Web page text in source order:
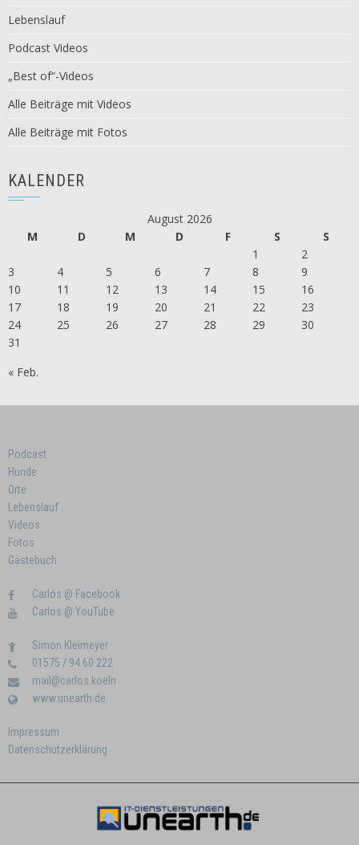
Lebenslauf
Podcast Videos
„Best of“-Videos
Alle Beiträge mit Videos
Alle Beiträge mit Fotos
KALENDER
August 2026
M
D M D F S
S
1
2
3
4 5 6 7 8
9
10
11 12 13 14 15
16
17
18 19 20 21 22
23
24
25 26 27 28 29
30
31
« Feb.
Podcast
Hunde
Orte
Lebenslauf
Videos
Fotos
Gästebuch
Carlos @ Facebook
Carlos @ YouTube
Simon Kleimeyer
01575 / 94 60 222
mail@carlos.koeln
www.unearth.de
Impressum
Datenschutzerklärung